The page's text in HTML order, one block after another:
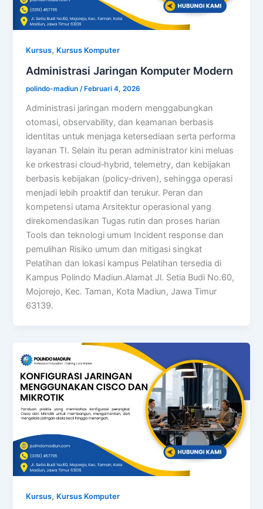
Kursus, Kursus Komputer
Administrasi Jaringan Komputer Modern
polindo-madiun /Februari 4, 2026
Administrasi jaringan modern menggabungkan
otomasi, observability, dan keamanan berbasis
identitas untuk menjaga ketersediaan serta performa
layanan TI. Selain itu peran administrator kini meluas
ke orkestrasi cloud‑hybrid, telemetry, dan kebijakan
berbasis kebijakan (policy‑driven), sehingga operasi
menjadi lebih proaktif dan terukur. Peran dan
kompetensi utama Arsitektur operasional yang
direkomendasikan Tugas rutin dan proses harian
Tools dan teknologi umum Incident response dan
pemulihan Risiko umum dan mitigasi singkat
Pelatihan dan lokasi kampus Pelatihan tersedia di
Kampus Polindo Madiun.Alamat Jl. Setia Budi No.60,
Mojorejo, Kec. Taman, Kota Madiun, Jawa Timur
63139.
Kursus, Kursus Komputer